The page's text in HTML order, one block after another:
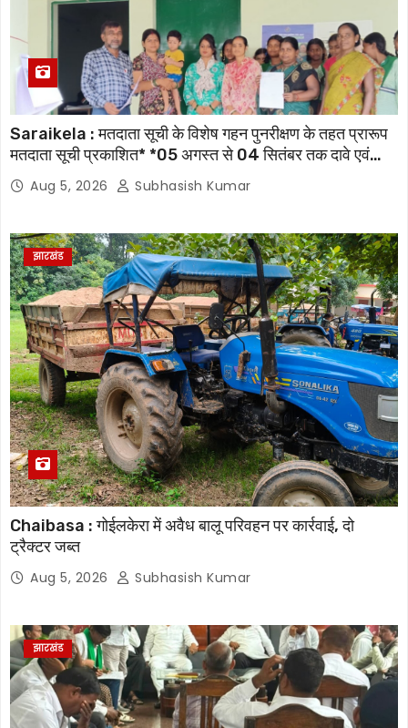
Saraikela : मतदाता सूची के विशेष गहन पुनरीक्षण के तहत प्रारूप
मतदाता सूची प्रकाशित* *05 अगस्त से 04 सितंबर तक दावे एवं
आपत्तियां होंगी स्वीकार, 07 अक्टूबर को जारी होगी अंतिम मतदाता सूची
Aug 5, 2026 Subhasish Kumar
झारखंड
Chaibasa : गोईलकेरा में अवैध बालू परिवहन पर कार्रवाई, दो
ट्रैक्टर जब्त
Aug 5, 2026 Subhasish Kumar
झारखंड